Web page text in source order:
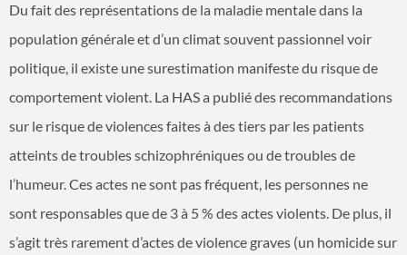
Du fait des représentations de la maladie mentale dans la
population générale et d’un climat souvent passionnel voir
politique, il existe une surestimation manifeste du risque de
comportement violent. La HAS a publié des recommandations
sur le risque de violences faites à des tiers par les patients
atteints de troubles schizophréniques ou de troubles de
l’humeur. Ces actes ne sont pas fréquent, les personnes ne
sont responsables que de 3 à 5 % des actes violents. De plus, il
s’agit très rarement d’actes de violence graves (un homicide sur